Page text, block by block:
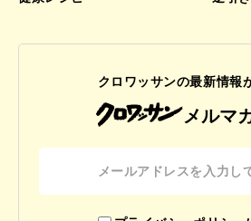
クロワッサンの最新情報
メルマ